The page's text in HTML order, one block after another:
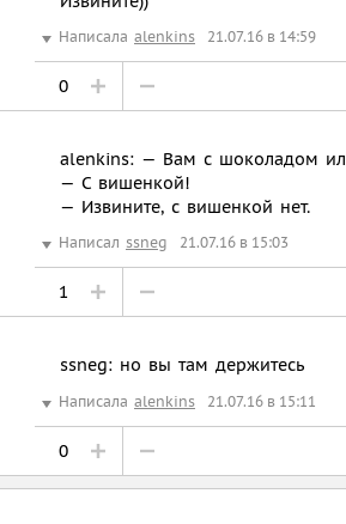
Написала alenkins 21.07.16 в 14:59
0
alenkins: — Вам с шоколадом
— С вишенкой!
— Извините, с вишенкой нет.
Написал ssneg 21.07.16 в 15:03
1
ssneg: но вы там держитесь
Написала alenkins 21.07.16 в 15:11
0